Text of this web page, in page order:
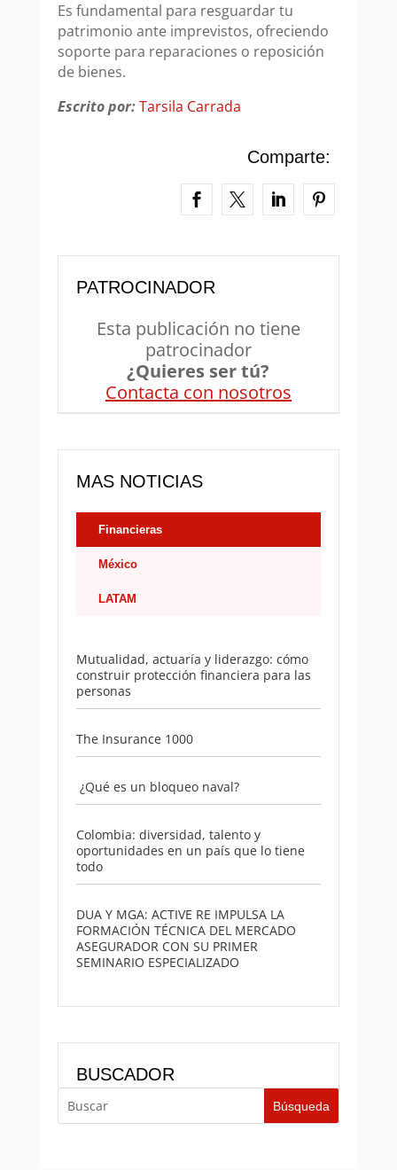
PATROCINADOR
Esta publicación no tiene
patrocinador
¿Quieres ser tú?
Contacta con nosotros
MAS NOTICIAS
Financieras
México
LATAM
Mutualidad, actuaría y liderazgo: cómo
construir protección financiera para las
personas
The Insurance 1000
¿Qué es un bloqueo naval?
Colombia: diversidad, talento y
oportunidades en un país que lo tiene
todo
DUA Y MGA: ACTIVE RE IMPULSA LA
FORMACIÓN TÉCNICA DEL MERCADO
ASEGURADOR CON SU PRIMER
SEMINARIO ESPECIALIZADO
BUSCADOR
Es fundamental para resguardar tu
patrimonio ante imprevistos, ofreciendo
soporte para reparaciones o reposición
de bienes.
Escrito por:Tarsila Carrada
Comparte: